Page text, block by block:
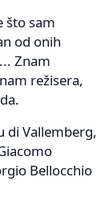
što sam
od onih
Znam
režisera,
di Vallemberg,
Bellocchio